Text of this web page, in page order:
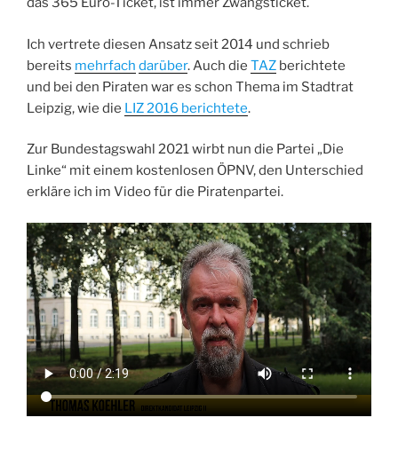
Ich vertrete diesen Ansatz seit 2014 und schrieb
bereits mehrfach darüber. Auch die TAZ berichtete
und bei den Piraten war es schon Thema im Stadtrat
Leipzig, wie die LIZ 2016 berichtete.
Zur Bundestagswahl 2021 wirbt nun die Partei „Die
Linke“ mit einem kostenlosen ÖPNV, den Unterschied
erkläre ich im Video für die Piratenpartei.